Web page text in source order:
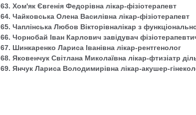
63. Хом'як Євгенія Федорівна лікар-фізіотерапевт
64. Чайковська Олена Василівна лікар-фізіотерапевт
65. Чаплінська Любов Вікторівналікар з
66. Чорнобай Іван Карлович завідувач
67. Шинкаренко Лариса Іванівна лікар-рентгенолог
68. Яковенчук Світлана Миколаївна лікар-фтизіатр
69. Янчук Лариса Володимирівна лікар-акушер-